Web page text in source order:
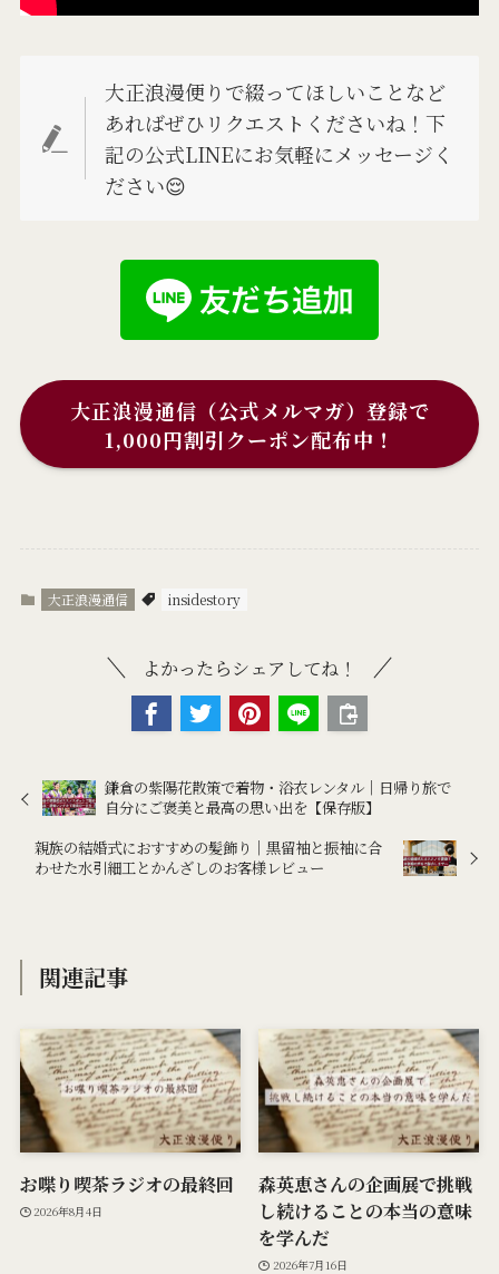
大正浪漫便りで綴ってほしいことなど
あればぜひリクエストくださいね！下
記の公式LINEにお気軽にメッセージく
ださい😌
大正浪漫通信（公式メルマガ）登録で
1,000円割引クーポン配布中！
大正浪漫通信 insidestory
よかったらシェアしてね！
鎌倉の紫陽花散策で着物・浴衣レンタル｜日帰り旅で
自分にご褒美と最高の思い出を【保存版】
親族の結婚式におすすめの髪飾り｜黒留袖と振袖に合
わせた水引細工とかんざしのお客様レビュー
関連記事
お喋り喫茶ラジオの最終回
2026年8月4日
森英恵さんの企画展で挑戦
し続けることの本当の意味
を学んだ
2026年7月16日